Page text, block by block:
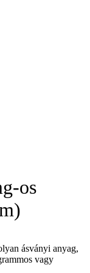
os
ásványi anyag,
vagy